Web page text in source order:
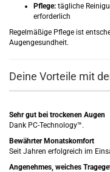
Pflege: tägliche
erforderlich
Regelmäßige Pflege ist
Augengesundheit.
Deine Vorteile mit
Sehr gut bei trockenen Augen
Dank PC-Technology™.
Bewährter Monatskomfort
Seit Jahren erfolgreich im
Angenehmes, weiches